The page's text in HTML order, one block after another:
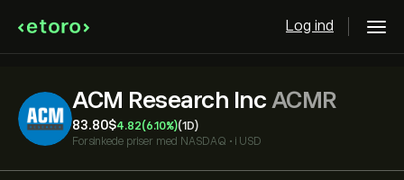
Log ind
ACM Research Inc ACMR
83.80‎$‎4.82(6.10%)(1D)
Forsinkede priser med NASDAQ • i USD